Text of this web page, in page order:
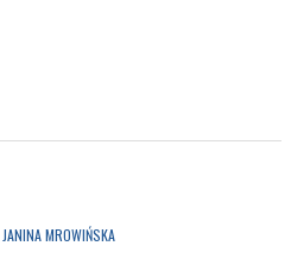
JANINA MROWIŃSKA